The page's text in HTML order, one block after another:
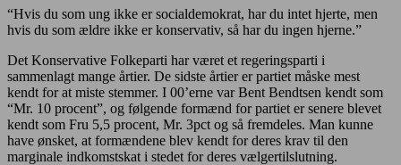
“Hvis du som ung ikke er socialdemokrat, har du intet hjerte, men
hvis du som ældre ikke er konservativ, så har du ingen hjerne.”
Det Konservative Folkeparti har været et regeringsparti i
sammenlagt mange årtier. De sidste årtier er partiet måske mest
kendt for at miste stemmer. I 00’erne var Bent Bendtsen kendt som
“Mr. 10 procent”, og følgende formænd for partiet er senere blevet
kendt som Fru 5,5 procent, Mr. 3pct og så fremdeles. Man kunne
have ønsket, at formændene blev kendt for deres krav til den
marginale indkomstskat i stedet for deres vælgertilslutning.